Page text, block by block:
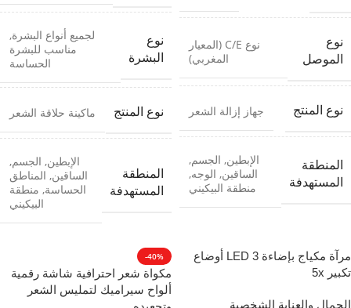
نوع
الموصل
نوع C/E (المعيار
المغربي)
نوع المنتج جهاز إزالة الشعر
المنطقة
المستهدفة
الإبطين, الجسم,
الساقين, الوجه,
منطقة البيكيني
نوع
البشرة
لجميع أنواع البشرة,
مناسب للبشرة
الحساسة
نوع المنتج ماكينة حلاقة الشعر
المنطقة
المستهدفة
الإبطين, الجسم,
الساقين, المناطق
الحساسة, منطقة
البيكيني
مرآة مكياج بإضاءة LED 3 أوضاع
تكبير 5x
الجمال والعناية الشخصية
-40%
مكواة شعر احترافية شاشة رقمية
ألواح سيراميك لتمليس الشعر